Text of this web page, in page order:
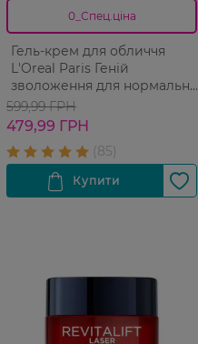
0_Спец.ціна
Гель-крем для обличчя
L'Oreal Paris Геній
зволоження для нормальної
та комбінованої шкіри
обличчя 70 мл
599,99 ГРН
479,99 ГРН